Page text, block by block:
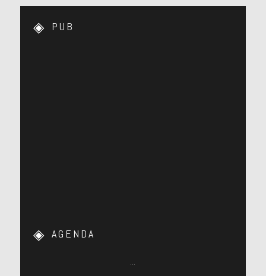
PUB
AGENDA